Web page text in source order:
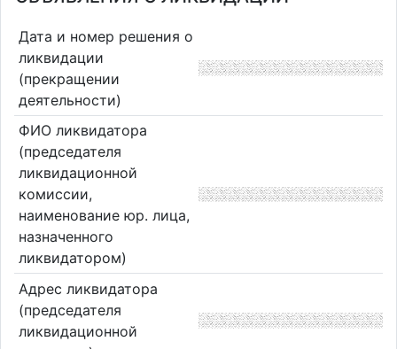
Дата и номер решения о
ликвидации
(прекращении
деятельности)
ФИО ликвидатора
(председателя
ликвидационной
комиссии,
наименование юр. лица,
назначенного
ликвидатором)
Адрес ликвидатора
(председателя
ликвидационной